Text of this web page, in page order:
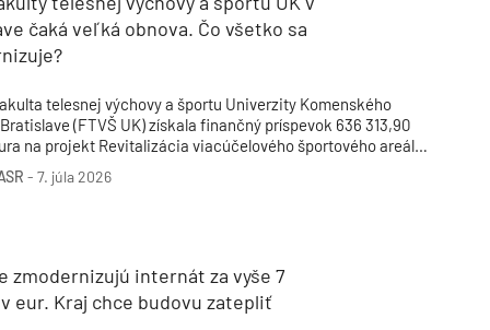
čaká veľká obnova. Čo všetko sa
telesnej výchovy a športu Univerzity Komenského
(FTVŠ UK) získala finančný príspevok 636 313,90
na projekt Revitalizácia viacúčelového športového areálu.
bola schválená v rámci programu Výstavba,
a modernizácia športovej infraštruktúry – INFRA
-7. júla 2026
zmodernizujú internát za vyše 7
eur. Kraj chce budovu zatepliť